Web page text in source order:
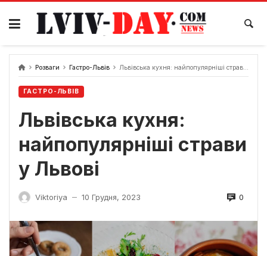
Skip
content
Розваги Гастро-Львів Львівська кухня: найпопулярніші страви у Львові
ГАСТРО-ЛЬВІВ
Львівська кухня:
найпопулярніші страви
у Львові
Viktoriya — 10 Грудня, 2023 0